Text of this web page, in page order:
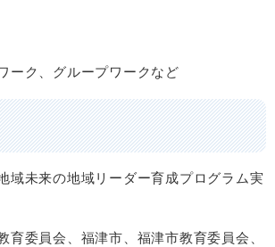
ーク、グループワークなど
域未来の地域リーダー育成プログラム実
育委員会、福津市、福津市教育委員会、